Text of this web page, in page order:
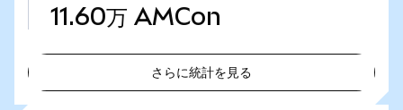
11.60万 AMCon
さらに統計を見る